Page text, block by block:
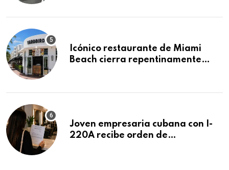
Icónico restaurante de Miami
Beach cierra repentinamente
Joven empresaria cubana con I-
220A recibe orden de